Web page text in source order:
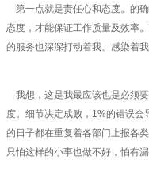
第一点就是责任心和态度。的
态度，才能保证工作质量及效率
的服务也深深打动着我、感染着我
我想，这是我最应该也是必须
度。细节决定成败，1%的错误
的日子都在重复着各部门上报各
只怕这样的小事也做不好，怕有漏